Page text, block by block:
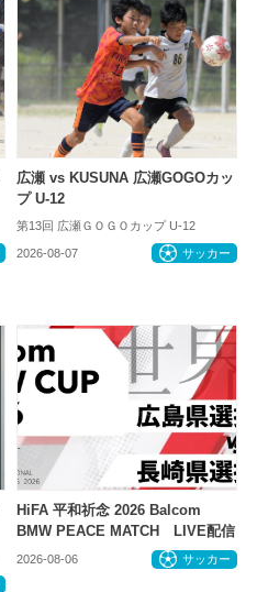
広瀬 vs KUSUNA 広瀬GOGOカッ
プ U-12
第13回 広瀬ＧＯＧＯカップ U-12
2026-08-07 サッカー
HiFA 平和祈念 2026 Balcom
BMW PEACE MATCH LIVE配信
2026-08-06 サッカー